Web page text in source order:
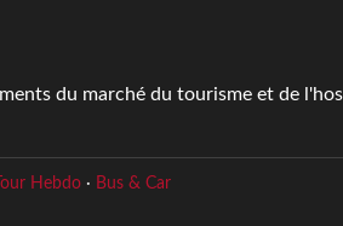
du marché du tourisme et de
Tour Hebdo· Bus & Car